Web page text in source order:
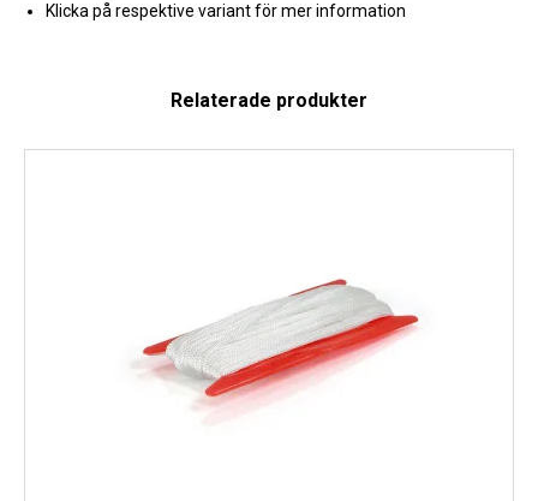
Klicka på respektive variant för mer information
Relaterade produkter